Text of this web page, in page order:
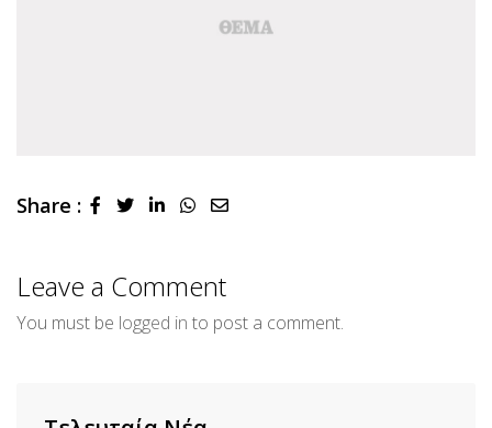
Share : LinkedInWhatsapp
Share
Leave a Comment
You must be logged in to post a comment.